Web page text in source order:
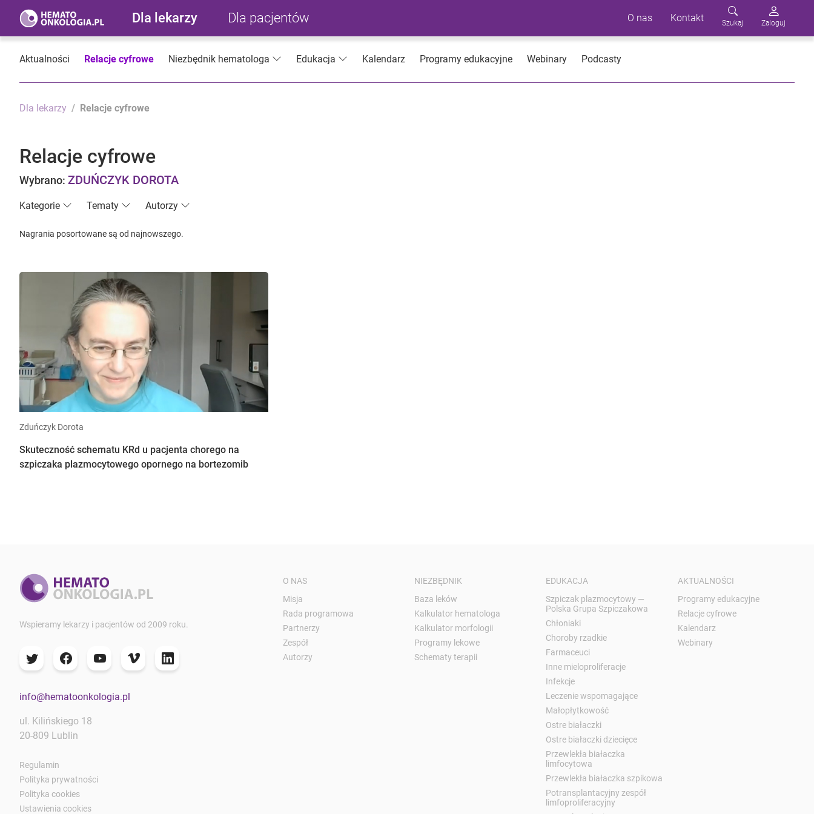
Dla lekarzy Dla pacjentów O nas Kontakt Szukaj Zaloguj
Aktualności Relacje cyfrowe Niezbędnik hematologa Edukacja Kalendarz Programy edukacyjne Webinary Podcasty
Dla lekarzy Relacje cyfrowe
Relacje cyfrowe
Wybrano: ZDUŃCZYK DOROTA
Kategorie Tematy Autorzy
Nagrania posortowane są od najnowszego.
Zduńczyk Dorota
Skuteczność schematu KRd u pacjenta chorego na
szpiczaka plazmocytowego opornego na bortezomib
Wspieramy lekarzy i pacjentów od 2009 roku.
info@hematoonkologia.pl
ul. Kilińskiego 18
20-809 Lublin
Regulamin
Polityka prywatności
Polityka cookies
Ustawienia cookies
O NAS
Misja
Rada programowa
Partnerzy
Zespół
Autorzy
NIEZBĘDNIK
Baza leków
Kalkulator hematologa
Kalkulator morfologii
Programy lekowe
Schematy terapii
EDUKACJA
Szpiczak plazmocytowy —
Polska Grupa Szpiczakowa
Chłoniaki
Choroby rzadkie
Farmaceuci
Inne mieloproliferacje
Infekcje
Leczenie wspomagające
Małopłytkowość
Ostre białaczki
Ostre białaczki dziecięce
Przewlekła białaczka
limfocytowa
Przewlekła białaczka szpikowa
Potransplantacyjny zespół
limfoproliferacyjny
AKTUALNOŚCI
Programy edukacyjne
Relacje cyfrowe
Kalendarz
Webinary